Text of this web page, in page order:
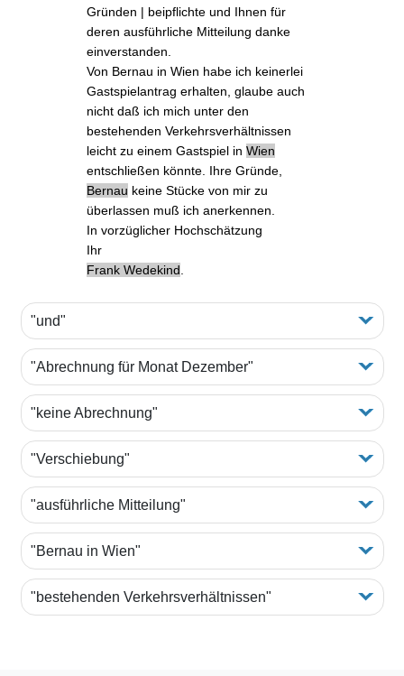
Gründen | beipflichte und Ihnen für
derenausführliche Mitteilung danke
einverstanden.
Von Bernau in Wien habe ich keinerlei
Gastspielantrag erhalten, glaube auch
nicht daß ich mich unter den
bestehenden Verkehrsverhältnissen
leicht zu einem Gastspiel inWien
entschließen könnte. Ihre Gründe,
Bernau keine Stücke von mir zu
überlassen muß ich anerkennen.
In vorzüglicher Hochschätzung
Ihr
Frank Wedekind
"und"
"Abrechnung für Monat Dezember"
"keine Abrechnung"
"Verschiebung"
"ausführliche Mitteilung"
"Bernau in Wien"
"bestehenden Verkehrsverhältnissen"